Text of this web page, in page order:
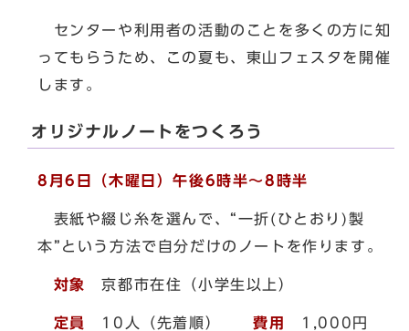
センターや利用者の活動のことを多くの方に知
ってもらうため、この夏も、東山フェスタを開催
します。
オリジナルノートをつくろう
8月6日（木曜日）午後6時半～8時半
表紙や綴じ糸を選んで、“一折(ひとおり)製
本”という方法で自分だけのノートを作ります。
対象 京都市在住（小学生以上）
定員 10人（先着順）費用 1,000円